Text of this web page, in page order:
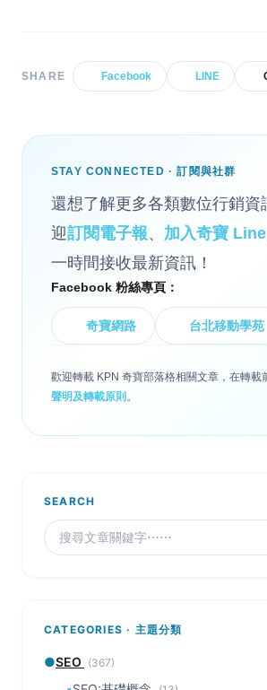
SHARE Facebook LINE
STAY CONNECTED · 訂閱與社群
還想了解更多各類數位行銷資
迎訂閱電子報、 加入奇寶
一時間接收最新資訊！
Facebook 粉絲專頁：
奇寶網路 台北移動學苑
歡迎轉載 KPN 奇寶部落格相關文章，在轉載
聲明及轉載原則 。
SEARCH
CATEGORIES · 主題分類
●SEO (367)